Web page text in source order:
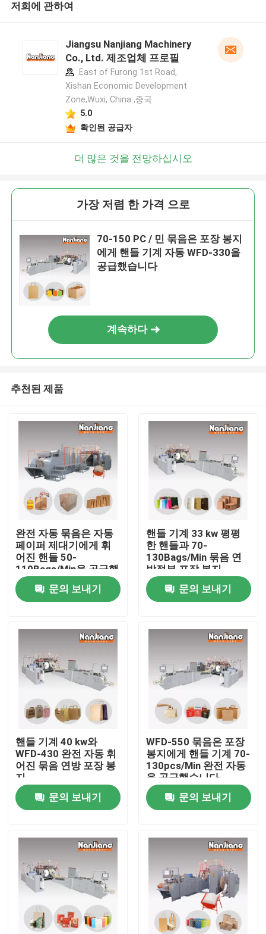
비디오
회사 소개
문의하기
소식
조회를 요청하다
평평한 핸들 종이 백 기계
핸들 기계와 묶음 연방 포장 봉지
저희에 관하여
Jiangsu Nanjiang Machinery
Co., Ltd. 제조업체 프로필
East of Furong 1st Road,
Xishan Economic Development
Zone,Wuxi, China ,중국
5.0
확인된 공급자
더 많은 것을 전망하십시오
가장 저렴 한 가격 으로
70-150 PC / 민 묶음은 포장 봉지
에게 핸들 기계 자동 WFD-330을
공급했습니다
계속하다
추천된 제품
완전 자동 묶음은 자동
페이퍼 제대기에게 휘
어진 핸들 50-
110Bags/Min을 공급했
습니다
문의 보내기
핸들 기계 33 kw 평평
한 핸들과 70-
130Bags/Min 묶음 연
방정부 포장 봉지
문의 보내기
핸들 기계 40 kw와
WFD-430 완전 자동 휘
어진 묶음 연방 포장 봉
지
문의 보내기
WFD-550 묶음은 포장
봉지에게 핸들 기계 70-
130pcs/Min 완전 자동
을 공급했습니다
문의 보내기